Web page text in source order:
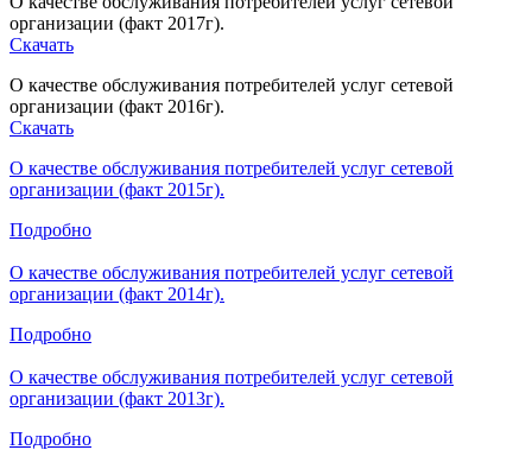
организации (факт 2017г).
Скачать
О качестве обслуживания потребителей услуг сетевой
организации (факт 2016г).
Скачать
О качестве обслуживания потребителей услуг сетевой
организации (факт 2015г).
Подробно
О качестве обслуживания потребителей услуг сетевой
организации (факт 2014г).
Подробно
О качестве обслуживания потребителей услуг сетевой
организации (факт 2013г).
Подробно